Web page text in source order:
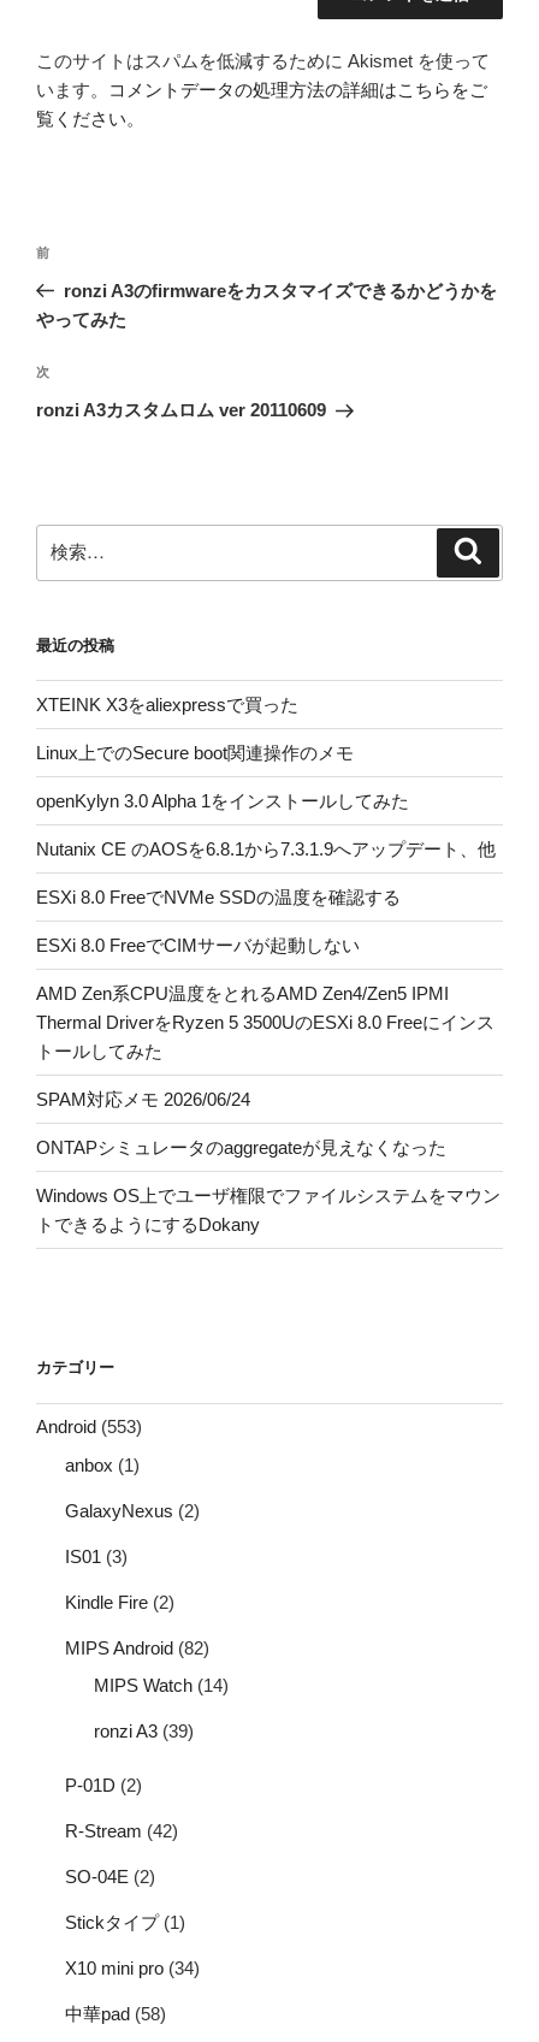
このサイトはスパムを低減するために Akismet を使って
います。
コメントデータの処理方法の詳細はこちらをご
覧ください。
投
ナ
ゲ
ー
前
の
投
前
ronzi A3のfirmwareをカスタマイズできるかどうかを
やってみた
次
の
次
ronzi A3カスタムロム ver 20110609
索:
最近の投稿
XTEINK X3をaliexpressで買った
Linux上でのSecure boot関連操作のメモ
openKylyn 3.0 Alpha 1をインストールしてみた
Nutanix CE のAOSを6.8.1から7.3.1.9へアップデート、他
ESXi 8.0 FreeでNVMe SSDの温度を確認する
ESXi 8.0 FreeでCIMサーバが起動しない
AMD Zen系CPU温度をとれるAMD Zen4/Zen5 IPMI
Thermal DriverをRyzen 5 3500UのESXi 8.0 Freeにインス
トールしてみた
SPAM対応メモ 2026/06/24
ONTAPシミュレータのaggregateが見えなくなった
Windows OS上でユーザ権限でファイルシステムをマウン
トできるようにするDokany
カテゴリー
Android (553)
anbox (1)
GalaxyNexus (2)
IS01 (3)
Kindle Fire (2)
MIPS Android (82)
MIPS Watch (14)
ronzi A3 (39)
P-01D (2)
R-Stream (42)
SO-04E (2)
Stickタイプ(1)
X10 mini pro (34)
中華pad (58)